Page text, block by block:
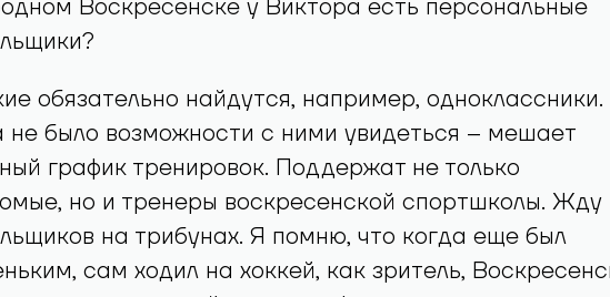
Воскресенске у Виктора есть персональные
обязательно найдутся, например, одноклассники.
не было возможности с ними увидеться – мешает
график тренировок. Поддержат не только
но и тренеры воскресенской спортшколы. Жду
на трибунах. Я помню, что когда еще был
сам ходил на хоккей, как зритель,